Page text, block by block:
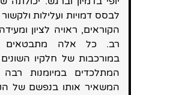
לבסס דמויות ועלילות
הקוראים, ראויה לציון
רב. כל אלה מתבטאים
במורכבות של חלקיו
המתלכדים במיומנות רבה
המשאיר אותו בנפשם של